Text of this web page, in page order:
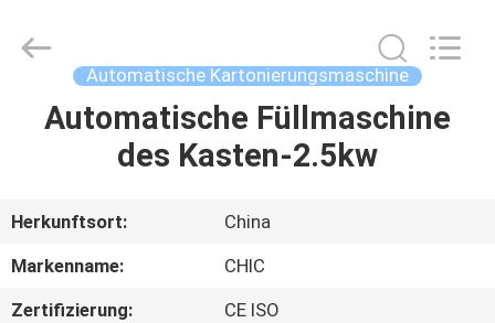
PRODUKTE
ÜBER
Automatische Kartonierungsmaschine
Automatische Füllmaschine
des Kasten-2.5kw
Herkunftsort:
China
Markenname:
CHIC
Zertifizierung:
CE ISO